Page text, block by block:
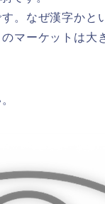
。なぜ漢字かと
マーケットは大